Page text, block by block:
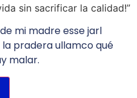
sin sacrificar la calidad!”
mi madre esse jarl
pradera ullamco qué
malar.